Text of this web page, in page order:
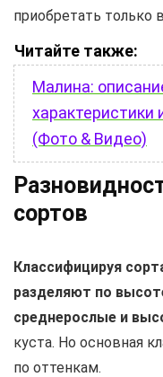
приобретать только
Читайте также:
Малина:
(Фото & Видео)
сортов
Классифицируя
разделяют по
среднерослые и
куста. Но основная
по оттенкам.